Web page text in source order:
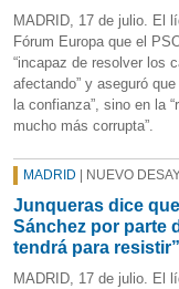
MADRID, 17 de julio. El
Fórum Europa que el
“incapaz de resolver los
afectando” y aseguró
la confianza”, sino en la
mucho más corrupta”.
MADRID | NUEVO
Junqueras dice
Sánchez por parte
tendrá para resistir”
MADRID, 17 de julio. El